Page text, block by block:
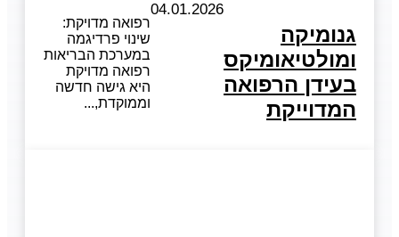
גנומיקה
ומולטיאומיקס
בעידן הרפואה
המדוייקת
04.01.2026
רפואה מדויקת:
שינוי פרדיגמה
במערכת הבריאות
רפואה מדויקת
היא גישה חדשה
וממוקדת,